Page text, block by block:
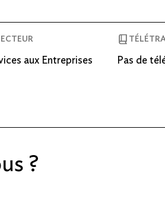
aux Entreprises Pas de
?